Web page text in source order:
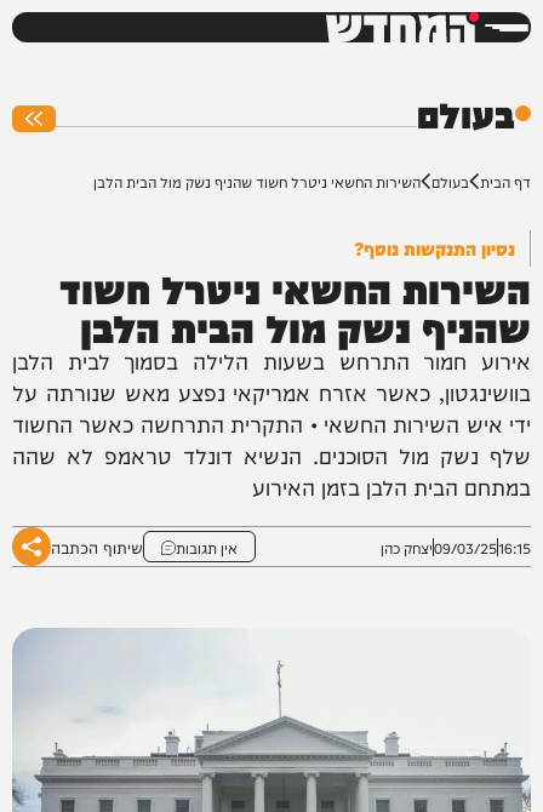
המחדש
בעולם
דף הבית בעולם השירות החשאי ניטרל חשוד שהניף נשק מול הבית הלבן
נסיון התנקשות נוסף?
השירות החשאי ניטרל חשוד
שהניף נשק מול הבית הלבן
אירוע חמור התרחש בשעות הלילה בסמוך לבית הלבן
בוושינגטון, כאשר אזרח אמריקאי נפצע מאש שנורתה על
ידי איש השירות החשאי • התקרית התרחשה כאשר החשוד
שלף נשק מול הסוכנים. הנשיא דונלד טראמפ לא שהה
במתחם הבית הלבן בזמן האירוע
16:15
09/03/25יצחק כהן אין תגובות שיתוף הכתבה